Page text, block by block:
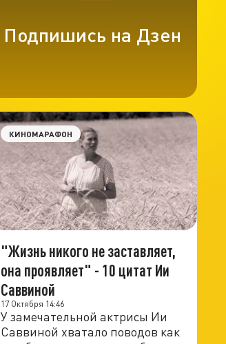
Подпишись на Дзен
КИНОМАРАФОН
"Жизнь никого не заставляет,
она проявляет" - 10 цитат Ии
Саввиной
17 Октября 14:46
У замечательной актрисы Ии
Саввиной хватало поводов как